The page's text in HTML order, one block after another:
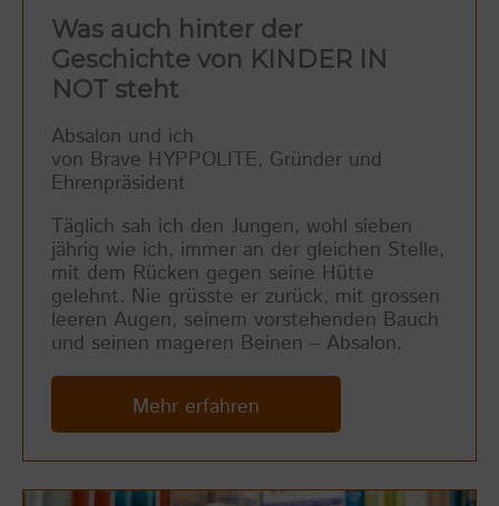
Was auch hinter der
Geschichte von KINDER IN
NOT steht
Absalon und ich
von Brave HYPPOLITE, Gründer und
Ehrenpräsident
Täglich sah ich den Jungen, wohl sieben
jährig wie ich, immer an der gleichen Stelle,
mit dem Rücken gegen seine Hütte
gelehnt. Nie grüsste er zurück, mit grossen
leeren Augen, seinem vorstehenden Bauch
und seinen mageren Beinen – Absalon.
Mehr erfahren